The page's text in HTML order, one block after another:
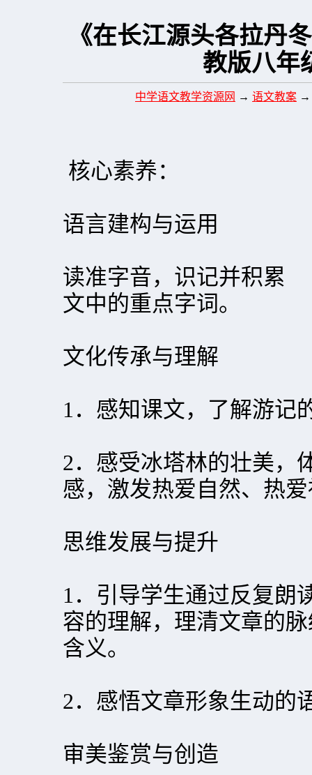
《在长江源头各拉丹
教版八年
中学语文教学资源网 → 语文教案
核心素养：
语言建构与运用
读准字音，识记并积累
文中的重点字词。
文化传承与理解
1．感知课文，了解游记
2．感受冰塔林的壮美，
感，激发热爱自然、热
思维发展与提升
1．引导学生通过反复朗
容的理解，理清文章的
含义。
2．感悟文章形象生动的
审美鉴赏与创造